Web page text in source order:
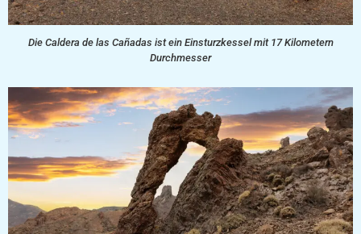
Die Caldera de las Cañadas ist ein Einsturzkessel mit 17 Kilometern
Durchmesser